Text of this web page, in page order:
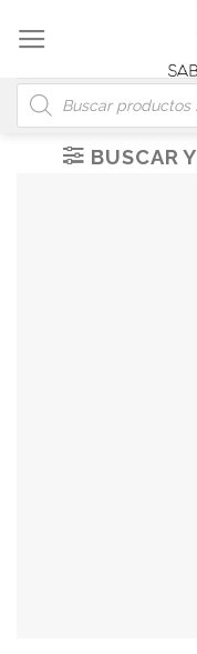
content
Búsqueda
de
productos
BUSCAR